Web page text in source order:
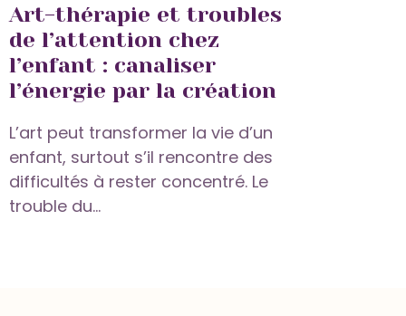
Art-thérapie et troubles
de l’attention chez
l’enfant : canaliser
l’énergie par la création
L’art peut transformer la vie d’un
enfant, surtout s’il rencontre des
difficultés à rester concentré. Le
trouble du...